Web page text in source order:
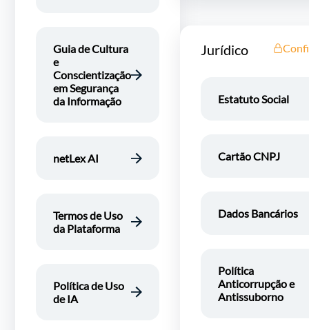
Guia de Cultura
e
Conscientização
em Segurança
da Informação
netLex AI
Termos de Uso
da Plataforma
Política de Uso
de IA
Jurídico
Estatuto Social
Cartão CNPJ
Dados Bancários
Política
Anticorrupção e
Antissuborno